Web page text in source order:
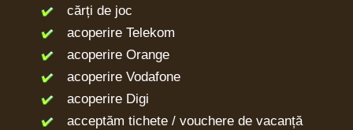
cărți de joc
acoperire Telekom
acoperire Orange
acoperire Vodafone
acoperire Digi
acceptăm tichete / vouchere de vacanță